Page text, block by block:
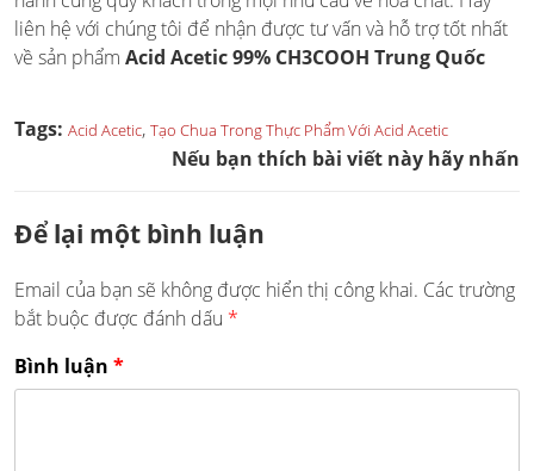
liên hệ với chúng tôi để nhận được tư vấn và hỗ trợ tốt nhất
về sản phẩm Acid Acetic 99% CH3COOH Trung Quốc
Tags: Acid Acetic, Tạo Chua Trong Thực Phẩm Với Acid Acetic
Nếu bạn thích bài viết này hãy nhấn
Để lại một bình luận
Email của bạn sẽ không được hiển thị công khai. Các trường
bắt buộc được đánh dấu *
Bình luận *